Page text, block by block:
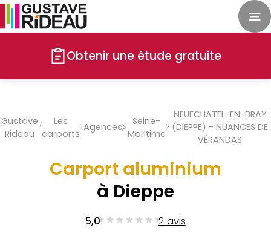
Obtenir une étude gratuite
Gustave
Rideau
Les
carports
Agences
Seine-
Maritime
NEUFCHATEL-EN-BRAY
(DIEPPE) - NUANCES DE
VÉRANDAS
Carport aluminium
à Dieppe
5,0 2 avis